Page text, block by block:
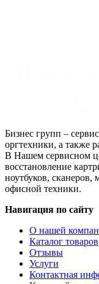
Бизнес групп –
оргтехники, а также
В Нашем сервисном
восстановление
ноутбуков, сканеров,
офисной техники.
Навигация по сайту
О нашей
Каталог товаров
Отзывы
Услуги
Контактная